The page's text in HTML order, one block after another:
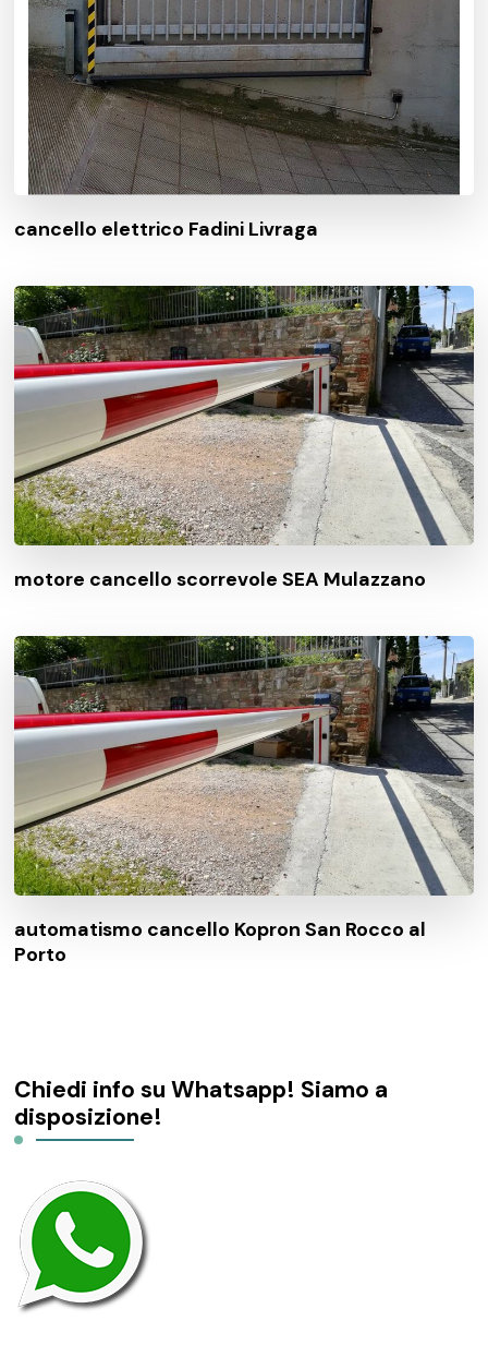
cancello elettrico Fadini Livraga
motore cancello scorrevole SEA Mulazzano
automatismo cancello Kopron San Rocco al
Porto
Chiedi info su Whatsapp! Siamo a
disposizione!